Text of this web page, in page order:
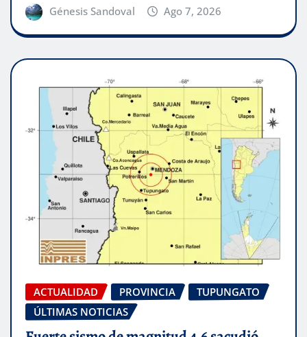
Génesis Sandoval Ago 7, 2026
ACTUALIDAD PROVINCIA
TUPUNGATO
ÚLTIMAS NOTICIAS